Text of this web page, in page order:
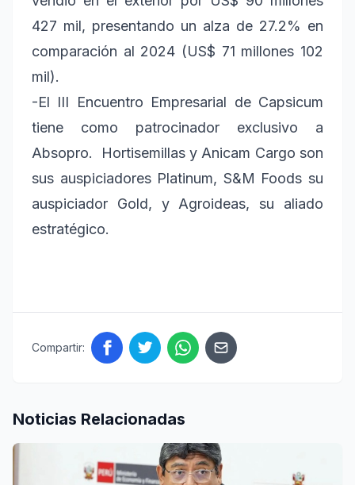
427 mil, presentando un alza de 27.2% en
comparación al 2024 (US$ 71 millones 102
mil).
-El III Encuentro Empresarial de Capsicum
tiene como patrocinador exclusivo a
Absopro. Hortisemillas y Anicam Cargo son
sus auspiciadores Platinum, S&M Foods su
auspiciador Gold, y Agroideas, su aliado
estratégico.
Compartir:
Noticias Relacionadas